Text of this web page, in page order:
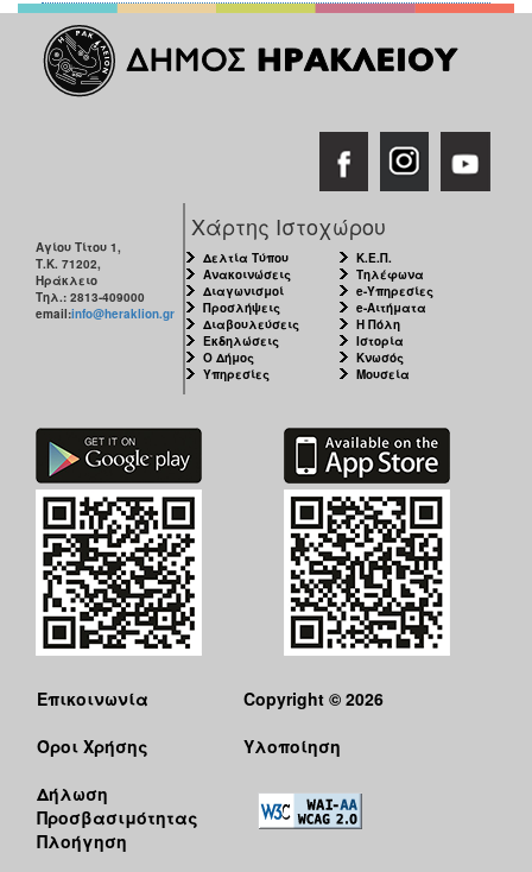
Αγίου Τίτου 1,
Τ.Κ. 71202,
Ηράκλειο
Τηλ.: 2813-409000
email:info@heraklion.gr
Χάρτης Ιστοχώρου
Δελτία Τύπου
Ανακοινώσεις
Διαγωνισμοί
Προσλήψεις
Διαβουλεύσεις
Εκδηλώσεις
Ο Δήμος
Υπηρεσίες
Κ.Ε.Π.
Τηλέφωνα
e-Υπηρεσίες
e-Αιτήματα
Η Πόλη
Ιστορία
Κνωσός
Μουσεία
Επικοινωνία
Όροι Χρήσης
Δήλωση
Προσβασιμότητας
Πλοήγηση
Copyright © 2026
Υλοποίηση